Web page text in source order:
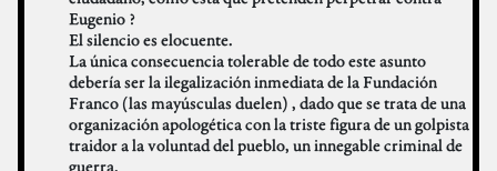
Eugenio ?
El silencio es elocuente.
La única consecuencia tolerable de todo este asunto
debería ser la ilegalización inmediata de la Fundación
Franco (las mayúsculas duelen) , dado que se trata de una
organización apologética con la triste figura de un golpista
traidor a la voluntad del pueblo, un innegable criminal de
guerra.